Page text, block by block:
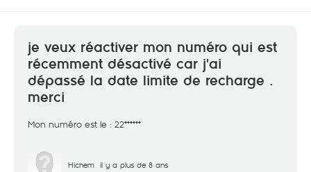
je veux réactiver mon numéro qui est
récemment désactivé car j'ai
dépassé la date limite de recharge .
merci
Mon numéro est le : 22******
Hichem il y a plus de 8 ans